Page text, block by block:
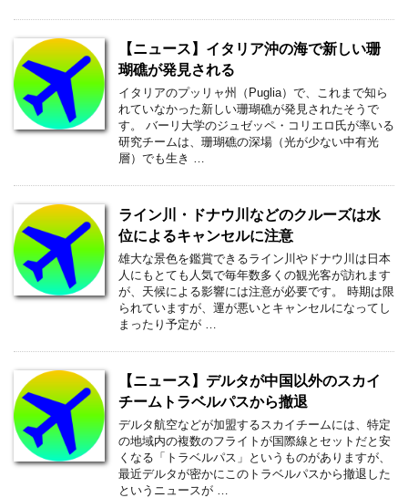
【ニュース】イタリア沖の海で新しい珊
瑚礁が発見される
イタリアのプッリャ州（Puglia）で、これまで知ら
れていなかった新しい珊瑚礁が発見されたそうで
す。 バーリ大学のジュゼッペ・コリエロ氏が率いる
研究チームは、珊瑚礁の深場（光が少ない中有光
層）でも生き …
ライン川・ドナウ川などのクルーズは水
位によるキャンセルに注意
雄大な景色を鑑賞できるライン川やドナウ川は日本
人にもとても人気で毎年数多くの観光客が訪れます
が、天候による影響には注意が必要です。 時期は限
られていますが、運が悪いとキャンセルになってし
まったり予定が …
【ニュース】デルタが中国以外のスカイ
チームトラベルパスから撤退
デルタ航空などが加盟するスカイチームには、特定
の地域内の複数のフライトが国際線とセットだと安
くなる「トラベルパス」というものがありますが、
最近デルタが密かにこのトラベルパスから撤退した
というニュースが …